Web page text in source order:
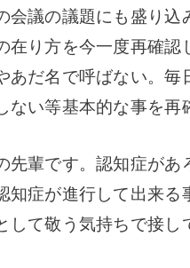
議の議題にも盛り込
在り方を今一度再確認
あだ名で呼ばない。毎
ない等基本的な事を再
先輩です。認知症があ
知症が進行して出来る
して敬う気持ちで接